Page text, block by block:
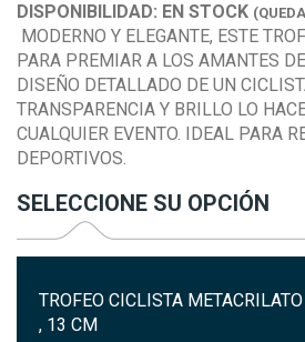
DISPONIBILIDAD: EN STOCK
MODERNO Y ELEGANTE, ESTE
PARA PREMIAR A LOS AMANTES
DISEÑO DETALLADO DE UN
TRANSPARENCIA Y BRILLO LO
CUALQUIER EVENTO. IDEAL PARA
DEPORTIVOS.
SELECCIONE SU OPCIÓN
TROFEO CICLISTA METACRILATO
, 13 CM